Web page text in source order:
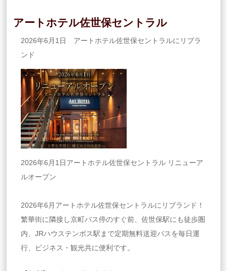
アートホテル佐世保セントラル
2026年6月1日 アートホテル佐世保セントラルにリブラ
ンド
2026年6月1日アートホテル佐世保セントラル リニューア
ルオープン
2026年6月アートホテル佐世保セントラルにリブランド！
繁華街に隣接し京町バス停のすぐ前、佐世保駅にも徒歩圏
内、JRハウステンボス駅まで定期無料送迎バスを毎日運
行、ビジネス・観光共に便利です。